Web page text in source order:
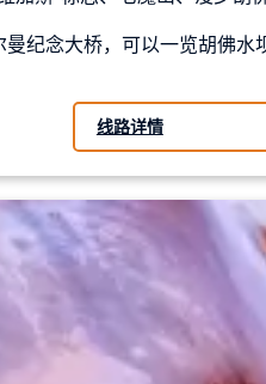
曼纪念大桥，可以一览胡佛水
线路详情